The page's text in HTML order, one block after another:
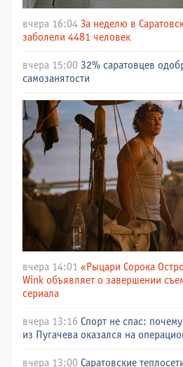
вчера 16:04 За неделю в
заболели 4481 человек
вчера 15:00 32% саратовцев
самозанятости
вчера 14:01 «Рыцари Сорока
Wink объявляет о завершении
сериала
вчера 13:16 Спорт не спас:
из Пугачева оказался на
вчера 13:00 Саратовские